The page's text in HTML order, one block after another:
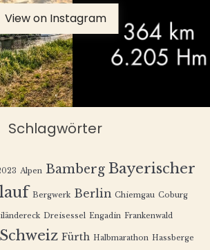
View on Instagram
Schlagwörter
Alpen Bamberg Bayerischer
Bergwerk Berlin Chiemgau Coburg
Dreisessel Engadin Frankenwald
Fürth Halbmarathon Hassberge